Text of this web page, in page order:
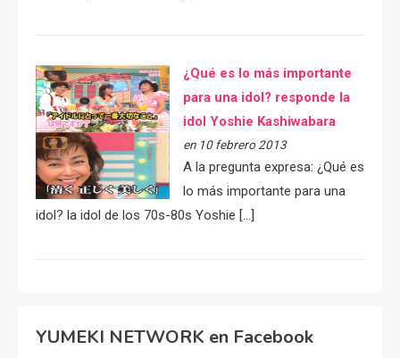
¿Qué es lo más importante
para una idol? responde la
idol Yoshie Kashiwabara
en 10 febrero 2013
A la pregunta expresa: ¿Qué es
lo más importante para una
idol? la idol de los 70s-80s Yoshie […]
YUMEKI NETWORK en Facebook